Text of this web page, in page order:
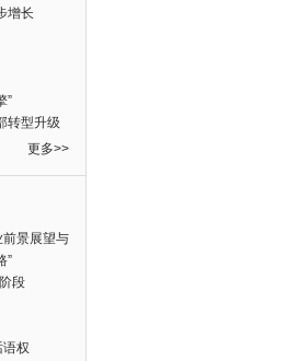
增长
”
转型升级
更多>>
景展望与
”
段
权